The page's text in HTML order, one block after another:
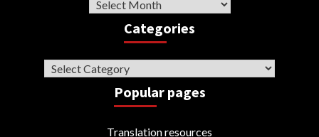
Archive
Categories
Categories
Popular pages
Translation resources